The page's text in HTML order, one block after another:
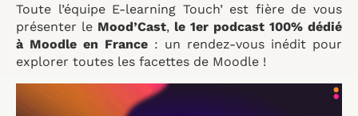
Toute l’équipe E-learning Touch’ est fière de vous
présenter le Mood’Cast, le 1er podcast 100% dédié
à Moodle en France : un rendez-vous inédit pour
explorer toutes les facettes de Moodle !